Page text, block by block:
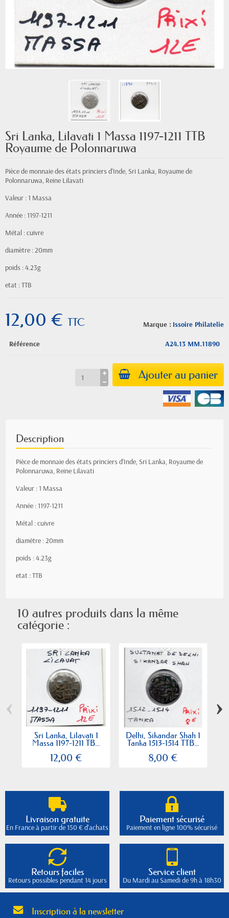
Sri Lanka, Lilavati 1 Massa 1197-1211 TTB
Royaume de Polonnaruwa
Pièce de monnaie des états princiers d'Inde, Sri Lanka, Royaume de
Polonnaruwa, Reine Lilavati
Valeur : 1 Massa
Année : 1197-1211
Métal : cuivre
diamètre : 20mm
poids : 4.23g
etat : TTB
Marque : Issoire Philatelie
12,00 € TTC
Référence A24.13 MM.11890
Ajouter au panier
Description
Pièce de monnaie des états princiers d'Inde, Sri Lanka, Royaume de
Polonnaruwa, Reine Lilavati
Valeur : 1 Massa
Année : 1197-1211
Métal : cuivre
diamètre : 20mm
poids : 4.23g
etat : TTB
10 autres produits dans la même
catégorie :
Sri Lanka, Lilavati 1
Massa 1197-1211 TB...
12,00 €
Delhi, Sikandar Shah 1
Tanka 1513-1514 TTB...
8,00 €
‹ ›
Livraison gratuite
En France à partir de 150 € d'achats
Paiement sécurisé
Paiement en ligne 100% sécurisé
Retours faciles
Retours possibles pendant 14 jours
Service client
Du Mardi au Samedi de 9h à 18h30
Inscription à la newsletter